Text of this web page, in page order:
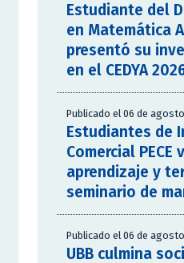
Estudiante del
en Matemática
presentó su
en el CEDYA
Publicado el 06 de
Estudiantes de
Comercial PECE
aprendizaje y
seminario de
Publicado el 06 de
UBB culmina